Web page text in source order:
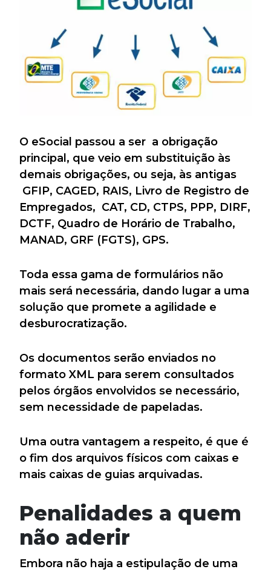
O eSocial passou a ser a obrigação
principal, que veio em substituição às
demais obrigações, ou seja, às antigas
GFIP, CAGED, RAIS, Livro de Registro de
Empregados, CAT, CD, CTPS, PPP, DIRF,
DCTF, Quadro de Horário de Trabalho,
MANAD, GRF (FGTS), GPS.
Toda essa gama de formulários não
mais será necessária, dando lugar a uma
solução que promete a agilidade e
desburocratização.
Os documentos serão enviados no
formato XML para serem consultados
pelos órgãos envolvidos se necessário,
sem necessidade de papeladas.
Uma outra vantagem a respeito, é que é
o fim dos arquivos físicos com caixas e
mais caixas de guias arquivadas.
Penalidades a quem
não aderir
Embora não haja a estipulação de uma